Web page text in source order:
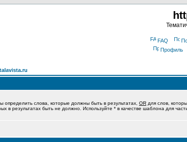
FAQ
Профиль
определить слова, которые должны быть в результатах, OR для слов,
в результатах быть не должно. Используйте * в качестве шаблона для